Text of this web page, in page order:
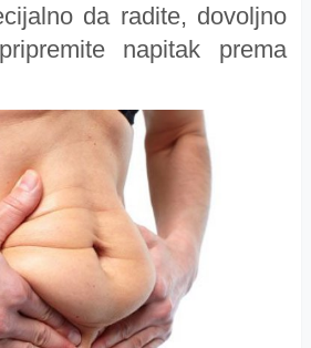
da radite, dovoljno
napitak prema